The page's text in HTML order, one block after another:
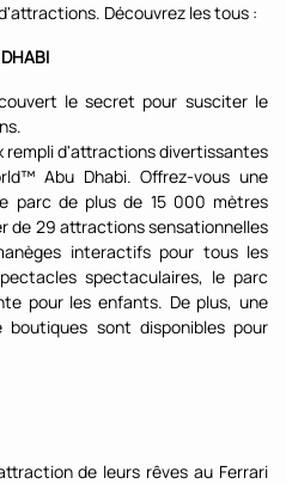
Découvrez les tous :
le secret pour susciter le
rempli d'attractions divertissantes
Abu Dhabi. Offrez-vous une
parc de plus de 15 000 mètres
de 29 attractions sensationnelles
interactifs pour tous les
spectaculaires, le parc
pour les enfants. De plus, une
sont disponibles pour
de leurs rêves au Ferrari